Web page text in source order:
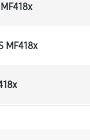
MF418x